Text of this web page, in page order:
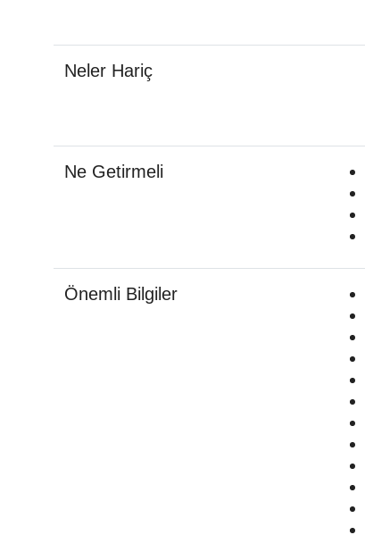
Neler Hariç
Ne Getirmeli
Önemli Bilgiler